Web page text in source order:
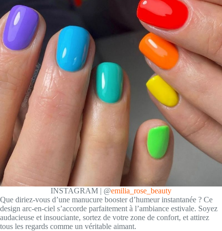
INSTAGRAM | @emilia_rose_beauty
Que diriez-vous d’une manucure booster d’humeur instantanée ? Ce
design arc-en-ciel s’accorde parfaitement à l’ambiance estivale. Soyez
audacieuse et insouciante, sortez de votre zone de confort, et attirez
tous les regards comme un véritable aimant.